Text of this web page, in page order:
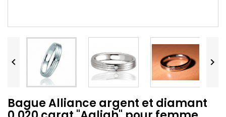
 
Bague Alliance argent et diamant